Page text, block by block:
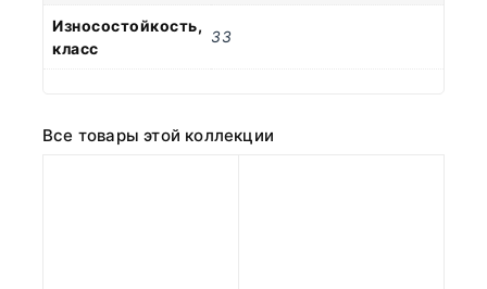
Износостойкость,
класс
33
Все товары этой коллекции